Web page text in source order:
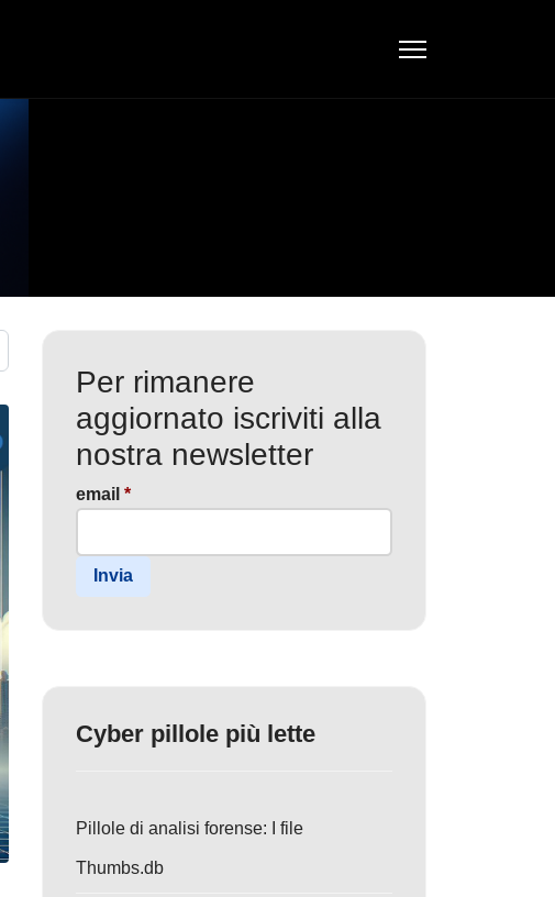
Per rimanere
aggiornato iscriviti alla
nostra newsletter
email *
Invia
Cyber pillole più lette
Pillole di analisi forense: I file
Thumbs.db